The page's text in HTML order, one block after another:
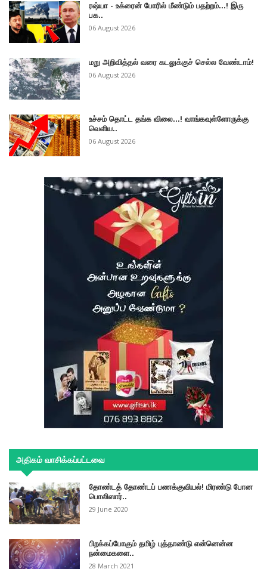
ரஷ்யா - உக்ரைன் போரில் மீண்டும் பதற்றம்...! இரு
பக..
06 August 2026
மறு அறிவித்தல் வரை கடலுக்குச் செல்ல வேண்டாம்!
06 August 2026
உச்சம் தொட்ட தங்க விலை...! வாங்கவுள்ளோருக்கு
வெளிய..
06 August 2026
அதிகம் வாசிக்கப்பட்டவை
தோண்டத் தோண்டப் பணக்குவியல்! மிரண்டு போன
பொலிஸார்..
29 June 2020
பிறக்கப்போகும் தமிழ் புத்தாண்டு என்னென்ன
நன்மைகளை..
28 March 2021